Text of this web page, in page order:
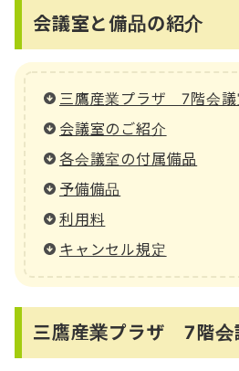
会議室と備品の紹介
三鷹産業プラザ 7階会議
会議室のご紹介
各会議室の付属備品
予備備品
利用料
キャンセル規定
三鷹産業プラザ 7階会